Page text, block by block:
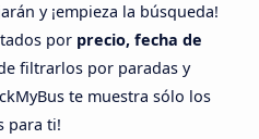
y ¡empieza la búsqueda!
por precio, fecha de
filtrarlos por paradas y
te muestra sólo los
para ti!